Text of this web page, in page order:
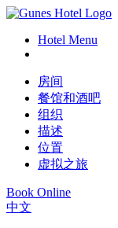
Hotel Menu
房间
餐馆和酒吧
组织
描述
位置
虚拟之旅
Book Online
中文